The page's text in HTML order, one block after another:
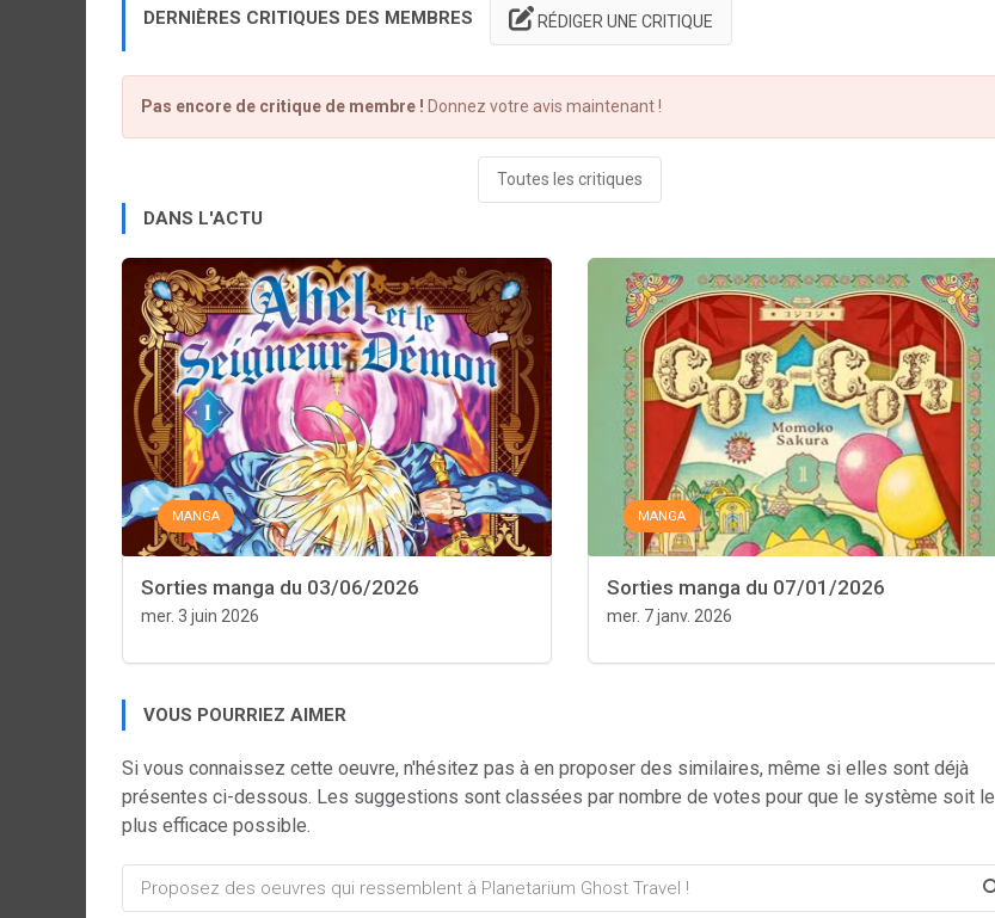
DERNIÈRES CRITIQUES DES MEMBRES RÉDIGER UNE CRITIQUE
Pas encore de critique de membre ! Donnez votre avis maintenant !
Toutes les critiques
DANS L'ACTU
MANGA
Sorties manga du 03/06/2026
mer. 3 juin 2026
MANGA
Sorties manga du 07/01/2026
mer. 7 janv. 2026
VOUS POURRIEZ AIMER
Si vous connaissez cette oeuvre, n'hésitez pas à en proposer des similaires, même si elles sont déjà
présentes ci-dessous. Les suggestions sont classées par nombre de votes pour que le système soit le
plus efficace possible.